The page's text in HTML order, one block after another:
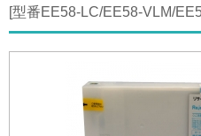
[型番EE58-LC/EE58-VLM/